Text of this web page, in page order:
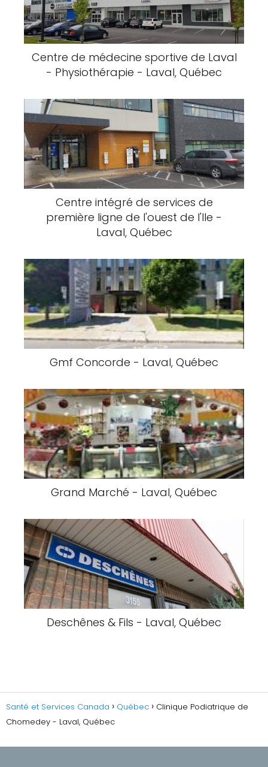
Centre de médecine sportive de Laval
- Physiothérapie - Laval, Québec
Centre intégré de services de
première ligne de l'ouest de l'Ile -
Laval, Québec
Gmf Concorde - Laval, Québec
Grand Marché - Laval, Québec
Deschênes & Fils - Laval, Québec
Santé et Services Canada Québec
Clinique Podiatrique de
Chomedey - Laval, Québec